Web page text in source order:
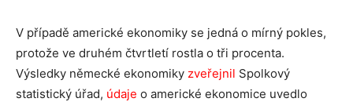
V případě americké ekonomiky se jedná o mírný pokles,
protože ve druhém čtvrtletí rostla o tři procenta.
Výsledky německé ekonomiky zveřejnil Spolkový
statistický úřad, údaje o americké ekonomice uvedlo